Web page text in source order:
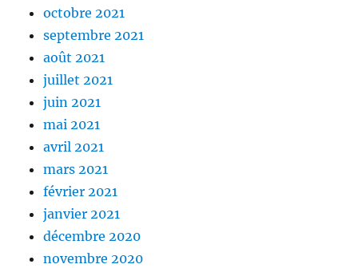
octobre 2021
septembre 2021
août 2021
juillet 2021
juin 2021
mai 2021
avril 2021
mars 2021
février 2021
janvier 2021
décembre 2020
novembre 2020